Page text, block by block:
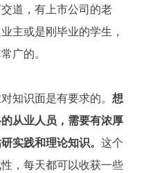
道，有上市公司的老
主或是刚毕业的学生，
广的。
知识面是有要求的。 想
从业人员，需要有浓厚
实践和理论知识。 这个
，每天都可以收获一些